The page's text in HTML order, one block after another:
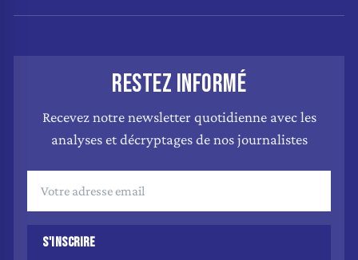
RESTEZ INFORMÉ
Recevez notre newsletter quotidienne avec les
analyses et décryptages de nos journalistes
S'INSCRIRE